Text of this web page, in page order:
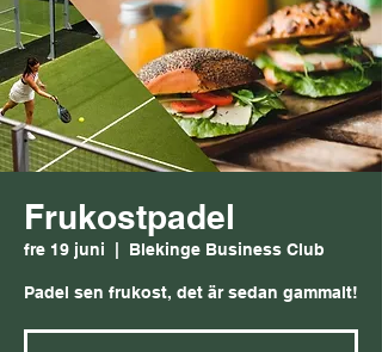
Frukostpadel
fre 19 juni Blekinge Business Club
Padel sen frukost, det är sedan gammalt!